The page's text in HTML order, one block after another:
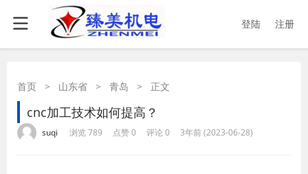
登陆 注册
首页 > 山东省 > 青岛 > 正文
cnc加工技术如何提高？
suqi 浏览 789 点赞 0 评论 0 3年前 (2023-06-28)